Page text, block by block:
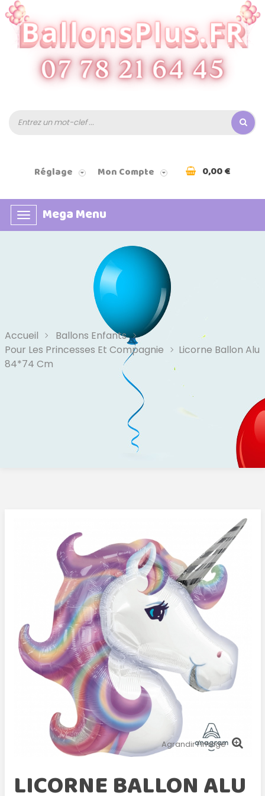
Réglage Mon Compte 0,00 €
Basculer
la
Mega Menu
Accueil
Ballons Enfants
Pour Les Princesses Et Compagnie
Licorne Ballon Alu
84*74 Cm
Agrandir l'image
LICORNE BALLON ALU